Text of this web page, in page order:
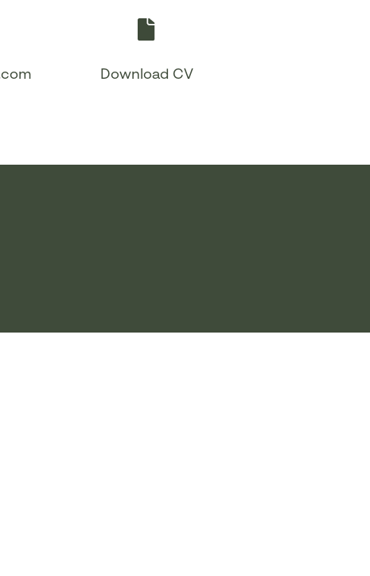
Download CV